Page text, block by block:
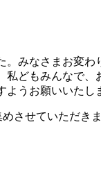
。みなさまお変
私どもみんなで
ようお願いいたし
させていただき